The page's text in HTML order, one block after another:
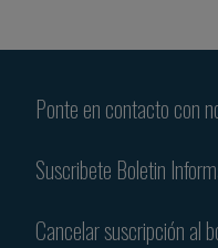
Ponte en contacto con
Suscribete Boletin
Cancelar suscripción al